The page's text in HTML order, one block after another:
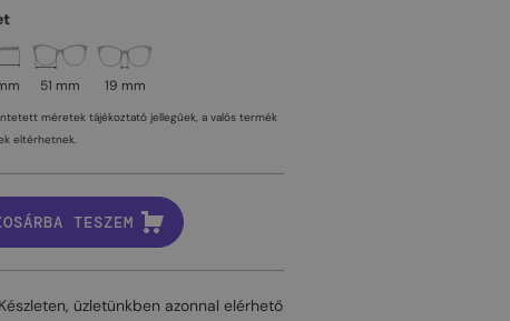
51 mm 19 mm
méretek tájékoztató jellegűek, a valós termék
eltérhetnek.
TESZEM
Készleten, üzletünkben azonnal elérhető